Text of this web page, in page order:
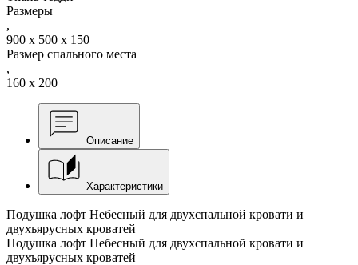
Размеры
,
900 x 500 x 150
Размер спального места
,
160 x 200
Описание
Характеристики
Подушка лофт Небесный для двухспальной кровати и
двухъярусных кроватей
Подушка лофт Небесный для двухспальной кровати и
двухъярусных кроватей